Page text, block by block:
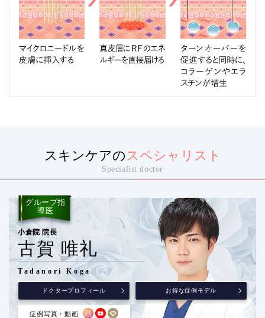
スキンケアの スペシャリスト
Specialist doctor
グループ指
導医
小倉院 院長
古賀 唯礼
Tadanori Koga
ドクタープロフィール お得な症例モデル
症例写真・動画